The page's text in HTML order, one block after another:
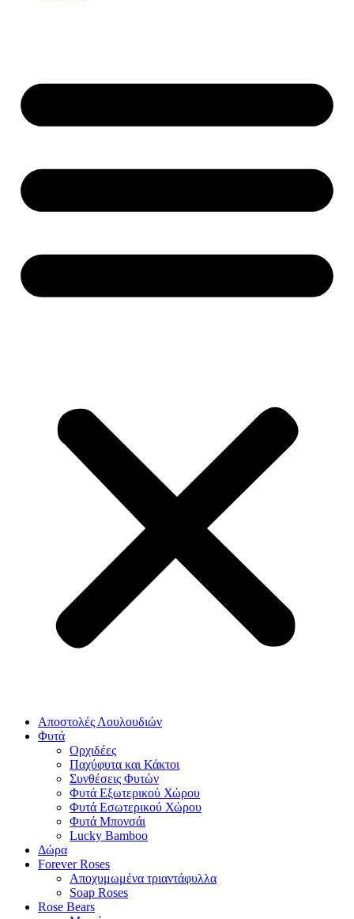
Αποστολές Λουλουδιών
Φυτά
Ορχιδέες
Παχύφυτα και Κάκτοι
Συνθέσεις Φυτών
Φυτά Εξωτερικού Χώρου
Φυτά Εσωτερικού Χώρου
Φυτά Μπονσάι
Lucky Bamboo
Δώρα
Forever Roses
Αποχυμωμένα τριαντάφυλλα
Soap Roses
Rose Βears